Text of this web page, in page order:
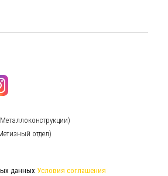
отдел)
данных Условия соглашения